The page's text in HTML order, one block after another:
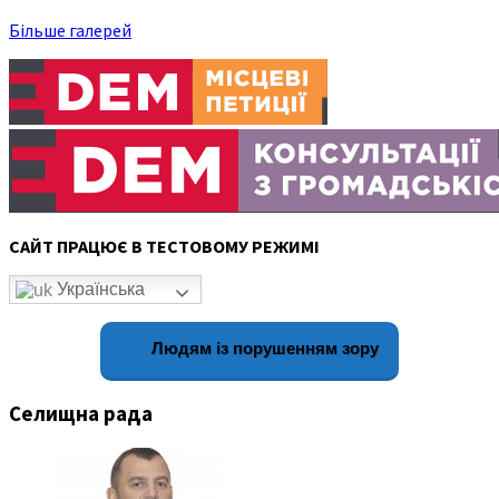
Більше галерей
САЙТ ПРАЦЮЄ В ТЕСТОВОМУ РЕЖИМІ
Українська
Людям із порушенням зору
Селищна рада